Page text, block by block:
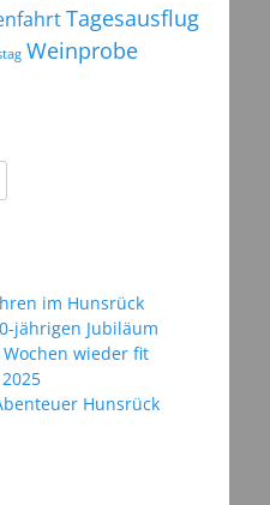
Tagesausflug
Weinprobe
im Hunsrück
jährigen Jubiläum
wieder fit
Hunsrück